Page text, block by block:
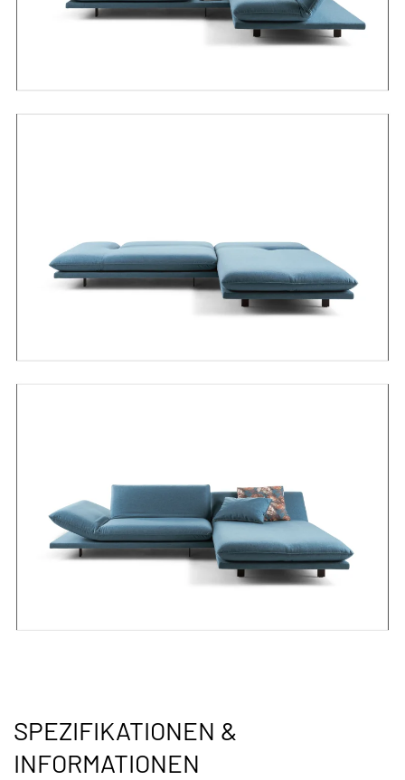
SPEZIFIKATIONEN &
INFORMATIONEN